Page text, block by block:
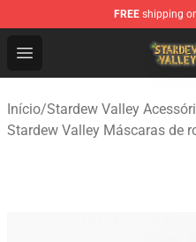
FREE shipping
Open menu
Stardew Valley Store -
Início/Stardew Valley
Stardew Valley Máscaras de